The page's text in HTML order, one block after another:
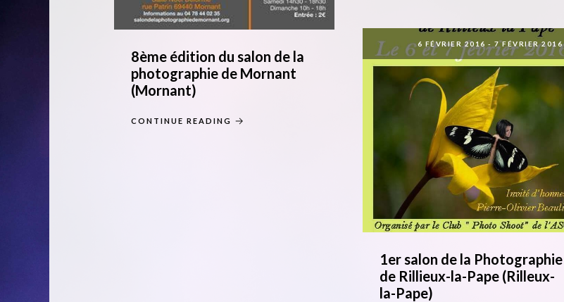
8ème édition du salon de la
photographie de Mornant
(Mornant)
CONTINUE READING
6 FÉVRIER 2016 -7 FÉVRIER 2016
1er salon de la Photographie
de Rillieux-la-Pape (Rilleux-
la-Pape)